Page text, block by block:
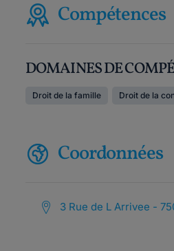
Compétences
DOMAINES DE
Droit de la famille Droit de la
Coordonnées
3 Rue de L Arrivee -